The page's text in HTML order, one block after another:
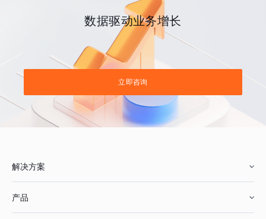
数据驱动业务增长
立即咨询
解决方案
产品